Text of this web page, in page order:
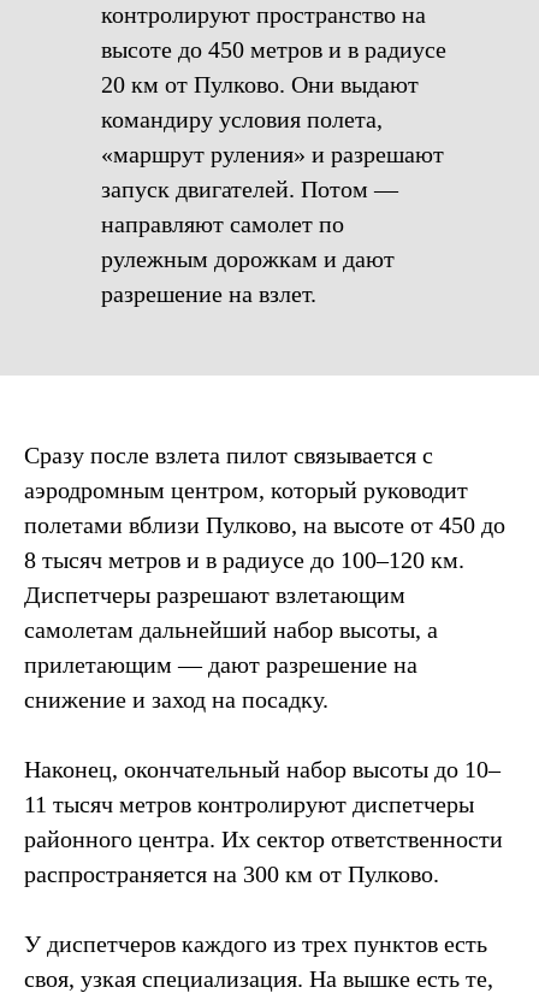
контролируют пространство на
высоте до 450 метров и в радиусе
20 км от Пулково. Они выдают
командиру условия полета,
«маршрут руления» и разрешают
запуск двигателей. Потом —
направляют самолет по
рулежным дорожкам и дают
разрешение на взлет.
Сразу после взлета пилот связывается с
аэродромным центром, который руководит
полетами вблизи Пулково, на высоте от 450 до
8 тысяч метров и в радиусе до 100–120 км.
Диспетчеры разрешают взлетающим
самолетам дальнейший набор высоты, а
прилетающим — дают разрешение на
снижение и заход на посадку.
Наконец, окончательный набор высоты до 10–
11 тысяч метров контролируют диспетчеры
районного центра. Их сектор ответственности
распространяется на 300 км от Пулково.
У диспетчеров каждого из трех пунктов есть
своя, узкая специализация. На вышке есть те,